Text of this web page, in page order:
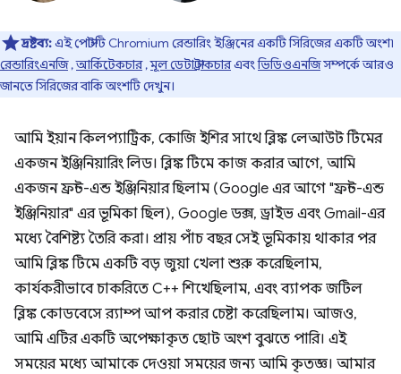
দ্রষ্টব্য:এই পোস্টটি Chromium রেন্ডারিং ইঞ্জিনের একটি সিরিজের একটি অংশ৷
রেন্ডারিংএনজি,আর্কিটেকচার,মূল ডেটা স্ট্রাকচারএবংভিডিওএনজিসম্পর্কে আরও
জানতে সিরিজের বাকি অংশটি দেখুন।
আমি ইয়ান কিলপ্যাট্রিক, কোজি ইশির সাথে ব্লিঙ্ক লেআউট টিমের
একজন ইঞ্জিনিয়ারিং লিড। ব্লিঙ্ক টিমে কাজ করার আগে, আমি
একজন ফ্রন্ট-এন্ড ইঞ্জিনিয়ার ছিলাম (Google এর আগে "ফ্রন্ট-এন্ড
ইঞ্জিনিয়ার" এর ভূমিকা ছিল), Google ডক্স, ড্রাইভ এবং Gmail-এর
মধ্যে বৈশিষ্ট্য তৈরি করা। প্রায় পাঁচ বছর সেই ভূমিকায় থাকার পর
আমি ব্লিঙ্ক টিমে একটি বড় জুয়া খেলা শুরু করেছিলাম,
কার্যকরীভাবে চাকরিতে C++ শিখেছিলাম, এবং ব্যাপক জটিল
ব্লিঙ্ক কোডবেসে র‌্যাম্প আপ করার চেষ্টা করেছিলাম। আজও,
আমি এটির একটি অপেক্ষাকৃত ছোট অংশ বুঝতে পারি। এই
সময়ের মধ্যে আমাকে দেওয়া সময়ের জন্য আমি কৃতজ্ঞ। আমার